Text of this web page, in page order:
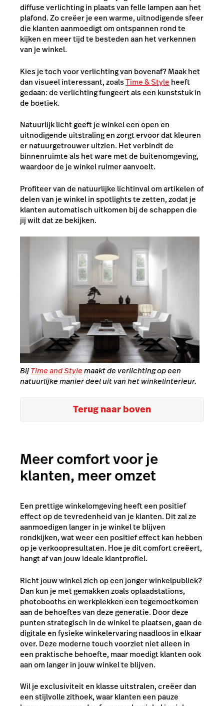
diffuse verlichting in plaats van felle lampen aan het
plafond. Zo creëer je een warme, uitnodigende sfeer
die klanten aanmoedigt om ontspannen rond te
kijken en meer tijd te besteden aan het verkennen
van je winkel.
Kies je toch voor verlichting van bovenaf? Maak het
dan visueel interessant, zoalsTime & Style heeft
gedaan: de verlichting fungeert als een kunststuk in
de boetiek.
Natuurlijk licht geeft je winkel een open en
uitnodigende uitstraling en zorgt ervoor dat kleuren
er natuurgetrouwer uitzien. Het verbindt de
binnenruimte als het ware met de buitenomgeving,
waardoor de je winkel ruimer aanvoelt.
Profiteer van de natuurlijke lichtinval om artikelen of
delen van je winkel in spotlights te zetten, zodat je
klanten automatisch uitkomen bij de schappen die
jij wilt dat ze bekijken.
BijTime and Stylemaakt de verlichting op een
natuurlijke manier deel uit van het winkelinterieur.
Terug naar boven
Meer comfort voor je
klanten, meer omzet
Een prettige winkelomgeving heeft een positief
effect op de tevredenheid van je klanten. Dit zal ze
aanmoedigen langer in je winkel te blijven
rondkijken, wat weer een positief effect kan hebben
op je verkoopresultaten. Hoe je dit comfort creëert,
hangt af van jouw ideale klantprofiel.
Richt jouw winkel zich op een jonger winkelpubliek?
Dan kun je met gemakken zoals oplaadstations,
photobooths en werkplekken een tegemoetkomen
aan de behoeftes van deze generatie. Door deze
punten strategisch in de winkel te plaatsen, gaan de
digitale en fysieke winkelervaring naadloos in elkaar
over. Deze moderne touch voorziet niet alleen in
een praktische behoefte, maar moedigt klanten ook
aan om langer in jouw winkel te blijven.
Wil je exclusiviteit en klasse uitstralen, creëer dan
een stijlvolle zithoek, waar klanten een pauze